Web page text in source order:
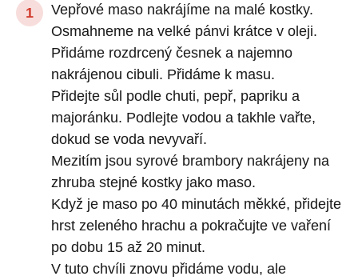
Vepřové maso nakrájíme na malé kostky.
Osmahneme na velké pánvi krátce v oleji.
Přidáme rozdrcený česnek a najemno
nakrájenou cibuli. Přidáme k masu.
Přidejte sůl podle chuti, pepř, papriku a
majoránku. Podlejte vodou a takhle vařte,
dokud se voda nevyvaří.
Mezitím jsou syrové brambory nakrájeny na
zhruba stejné kostky jako maso.
Když je maso po 40 minutách měkké, přidejte
hrst zeleného hrachu a pokračujte ve vaření
po dobu 15 až 20 minut.
V tuto chvíli znovu přidáme vodu, ale